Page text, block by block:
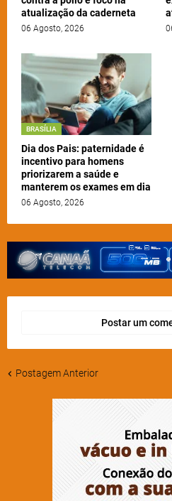
atualização da caderneta
06 Agosto, 2026
BRASÍLIA
Dia dos Pais: paternidade é
incentivo para homens
priorizarem a saúde e
manterem os exames em dia
06 Agosto, 2026
Postar um
Postagem Anterior